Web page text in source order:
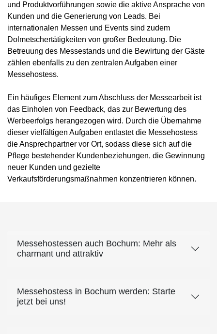
und Produktvorführungen sowie die aktive Ansprache von
Kunden und die Generierung von Leads. Bei
internationalen Messen und Events sind zudem
Dolmetschertätigkeiten von großer Bedeutung. Die
Betreuung des Messestands und die Bewirtung der Gäste
zählen ebenfalls zu den zentralen Aufgaben einer
Messehostess.
Ein häufiges Element zum Abschluss der Messearbeit ist
das Einholen von Feedback, das zur Bewertung des
Werbeerfolgs herangezogen wird. Durch die Übernahme
dieser vielfältigen Aufgaben entlastet die Messehostess
die Ansprechpartner vor Ort, sodass diese sich auf die
Pflege bestehender Kundenbeziehungen, die Gewinnung
neuer Kunden und gezielte
Verkaufsförderungsmaßnahmen konzentrieren können.
Messehostessen auch Bochum: Mehr als
charmant und attraktiv
Messehostess in Bochum werden: Starte
jetzt bei uns!